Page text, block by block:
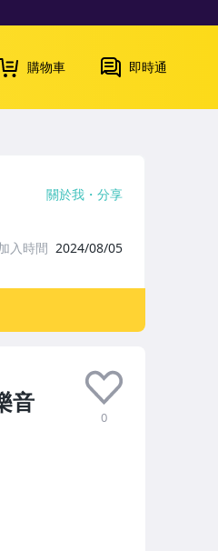
購物車 即時通
音
0
關於我 分享
入時間 2024/08/05